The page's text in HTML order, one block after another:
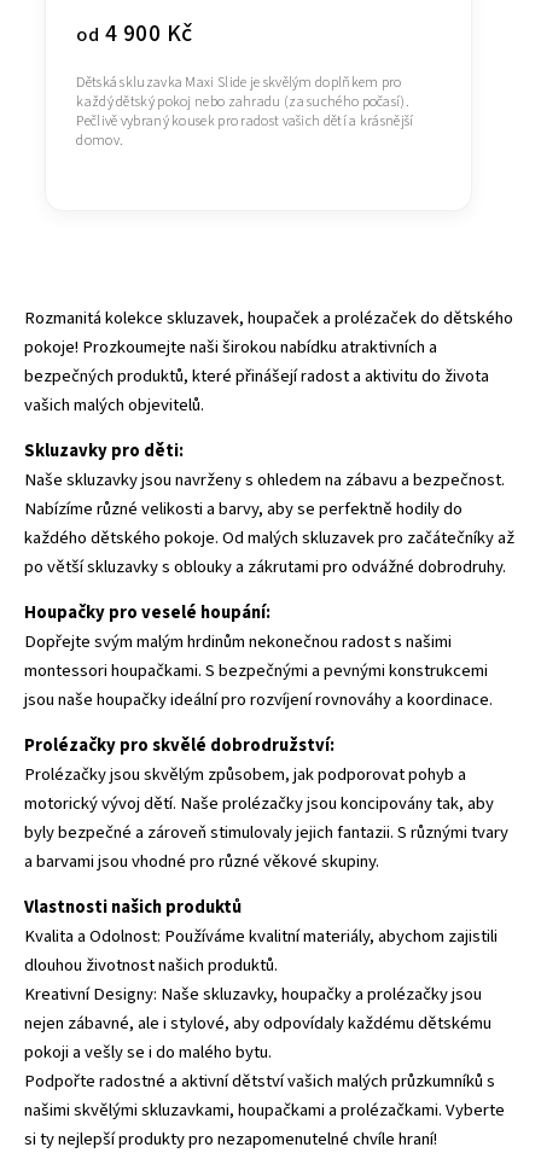
od 4 900 Kč
Dětská skluzavka Maxi Slide je skvělým doplňkem pro
každý dětský pokoj nebo zahradu (za suchého počasí).
Pečlivě vybraný kousek pro radost vašich dětí a krásnější
domov.
Rozmanitá kolekce skluzavek, houpaček a prolézaček do dětského
pokoje! Prozkoumejte naši širokou nabídku atraktivních a
bezpečných produktů, které přinášejí radost a aktivitu do života
vašich malých objevitelů.
Skluzavkypro děti:
Naše skluzavky jsou navrženy s ohledem na zábavu a bezpečnost.
Nabízíme různé velikosti a barvy, aby se perfektně hodily do
každého dětského pokoje. Od malých skluzavek pro začátečníky až
po větší skluzavky s oblouky a zákrutami pro odvážné dobrodruhy.
Houpačkypro veselé houpání:
Dopřejte svým malým hrdinům nekonečnou radost s našimi
montessori houpačkami. S bezpečnými a pevnými konstrukcemi
jsou naše houpačky ideální pro rozvíjení rovnováhy a koordinace.
Prolézačkypro skvělé dobrodružství:
Prolézačky jsou skvělým způsobem, jak podporovat pohyb a
motorický vývoj dětí. Naše prolézačky jsou koncipovány tak, aby
byly bezpečné a zároveň stimulovaly jejich fantazii. S různými tvary
a barvami jsou vhodné pro různé věkové skupiny.
Vlastnosti našich produktů
Kvalita a Odolnost: Používáme kvalitní materiály, abychom zajistili
dlouhou životnost našich produktů.
Kreativní Designy: Naše skluzavky, houpačky a prolézačky jsou
nejen zábavné, ale i stylové, aby odpovídaly každému dětskému
pokoji a vešly se i do malého bytu.
Podpořte radostné a aktivní dětství vašich malých průzkumníků s
našimi skvělými skluzavkami, houpačkami a prolézačkami. Vyberte
si ty nejlepší produkty pro nezapomenutelné chvíle hraní!